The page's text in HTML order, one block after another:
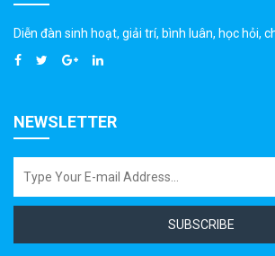
Diễn đàn sinh hoạt, giải trí, bình luân, học hỏi,
NEWSLETTER
SUBSCRIBE